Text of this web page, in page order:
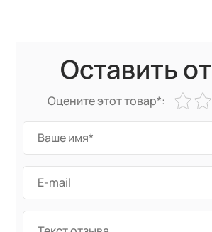
Оставить
Оцените этот товар*: